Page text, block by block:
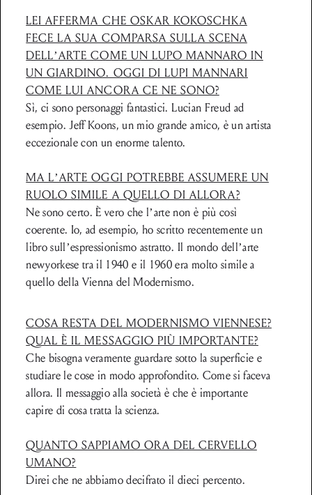
LEI AFFERMA CHE OSKAR KOKOSCHKA
FECE LA SUA COMPARSA SULLA SCENA
DELL’ARTE COME UN LUPO MANNARO IN
UN GIARDINO. OGGI DI LUPI MANNARI
COME LUI ANCORA CE NE SONO?
Sì, ci sono personaggi fantastici. Lucian Freud ad
esempio. Jeff Koons, un mio grande amico, è un artista
eccezionale con un enorme talento.
MA L’ARTE OGGI POTREBBE ASSUMERE UN
RUOLO SIMILE A QUELLO DI ALLORA?
Ne sono certo. È vero che l’arte non è più così
coerente. Io, ad esempio, ho scritto recentemente un
libro sull’espressionismo astratto. Il mondo dell’arte
newyorkese tra il 1940 e il 1960 era molto simile a
quello della Vienna del Modernismo.
COSA RESTA DEL MODERNISMO VIENNESE?
QUAL È IL MESSAGGIO PIÙ IMPORTANTE?
Che bisogna veramente guardare sotto la superficie e
studiare le cose in modo approfondito. Come si faceva
allora. Il messaggio alla società è che è importante
capire di cosa tratta la scienza.
QUANTO SAPPIAMO ORA DEL CERVELLO
UMANO?
Direi che ne abbiamo decifrato il dieci percento.